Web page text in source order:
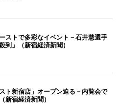
ストで多彩なイベント－石井慧選手
到」（新宿経済新聞）
ト新宿店」オープン迫る－内覧会で
新宿経済新聞）